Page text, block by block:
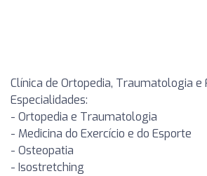
Clínica de Ortopedia, Traumatologia e
Especialidades:
- Ortopedia e Traumatologia
- Medicina do Exercício e do Esporte
- Osteopatia
- Isostretching